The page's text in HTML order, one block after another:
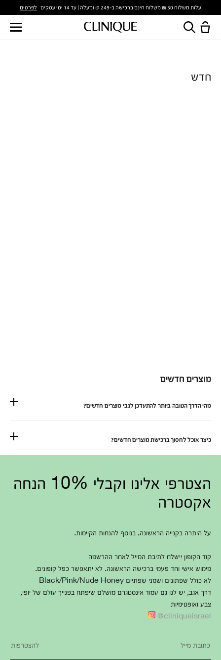
עלות משלוח 30 ₪ משלוח חינם ברכישה ב-249 ₪ ומעלה | עד 14 ימי עסקים לפרטים
חדש
מוצרים חדשים
מהי הדרך הטובה ביותר להתעדכן לגבי מוצרים חדשים?
כיצד אוכל לחסוך ברכישת מוצרים חדשים?
הצטרפי אלינו וקבלי 10% הנחה
אקסטרה
על היתרה בקנייה הראשונה, בנוסף להנחות הקיימות.
קוד הקופון יישלח לתיבת המייל לאחר ההרשמה
מימוש אישי וחד פעמי ברכישה הראשונה. לא יתאפשר כפל קופונים.
לא כולל שפתונים ושמני שפתיים Black/Pink/Nude Honey
דרך אגב, יש לנו גם עמוד אינסטגרם מושלם שיפתח בפנייך עולם של יופי,
צבע ואופטימיות
cliniqueisrael@